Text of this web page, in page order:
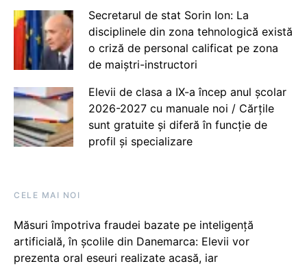
Secretarul de stat Sorin Ion: La
disciplinele din zona tehnologică există
o criză de personal calificat pe zona
de maiștri-instructori
Elevii de clasa a IX-a încep anul școlar
2026-2027 cu manuale noi / Cărțile
sunt gratuite și diferă în funcție de
profil și specializare
CELE MAI NOI
Măsuri împotriva fraudei bazate pe inteligență
artificială, în școlile din Danemarca: Elevii vor
prezenta oral eseuri realizate acasă, iar